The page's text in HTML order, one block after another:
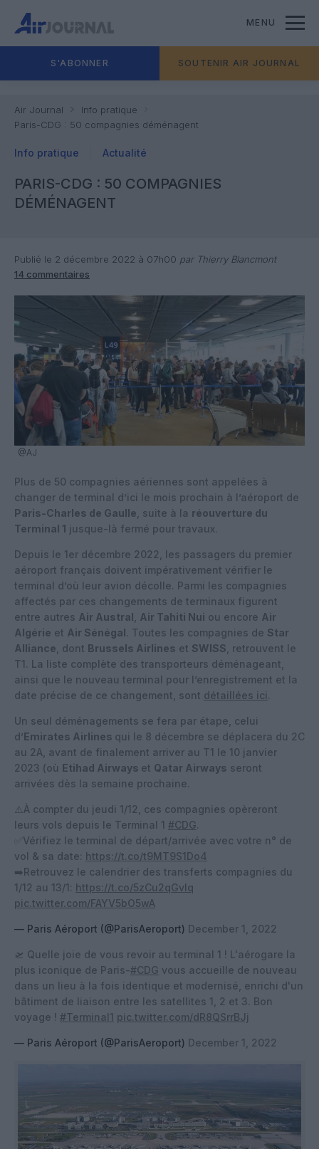
MENU
S'ABONNER SOUTENIR AIR JOURNAL
Air Journal
Info pratique
Paris-CDG : 50 compagnies déménagent
Info pratique Actualité
PARIS-CDG : 50 COMPAGNIES
DÉMÉNAGENT
Publié le 2 décembre 2022 à 07h00 par Thierry Blancmont
14 commentaires
@AJ
Plus de 50 compagnies aériennes sont appelées à
changer de terminal d’ici le mois prochain à l’aéroport de
Paris-Charles de Gaulle , suite à la réouverture du
Terminal 1 jusque-là fermé pour travaux.
Depuis le 1er décembre 2022, les passagers du premier
aéroport français doivent impérativement vérifier le
terminal d’où leur avion décolle. Parmi les compagnies
affectés par ces changements de terminaux figurent
entre autres Air Austral Air Tahiti Nui ou encore Air
Algérie et Air Sénégal. Toutes les compagnies de Star
Alliance , dont Brussels Airlines et SWISS , retrouvent le
T1. La liste complète des transporteurs déménageant,
ainsi que le nouveau terminal pour l’enregistrement et la
date précise de ce changement, sont détaillées ici.
Un seul déménagements se fera par étape, celui
d’Emirates Airlines qui le 8 décembre se déplacera du 2C
au 2A, avant de finalement arriver au T1 le 10 janvier
2023 (où Etihad Airways et Qatar Airways seront
arrivées dès la semaine prochaine.
⚠️À compter du jeudi 1/12, ces compagnies opèreront
leurs vols depuis le Terminal 1 #CDG.
✅Vérifiez le terminal de départ/arrivée avec votre n° de
vol & sa date: https://t.co/t9MT9S1Do4
➡️Retrouvez le calendrier des transferts compagnies du
1/12 au 13/1: https://t.co/5zCu2qGvIq
pic.twitter.com/FAYV5bO5wA
— Paris Aéroport (@ParisAeroport) December 1, 2022
🛫 Quelle joie de vous revoir au terminal 1 ! L'aérogare la
plus iconique de Paris-#CDG vous accueille de nouveau
dans un lieu à la fois identique et modernisé, enrichi d'un
bâtiment de liaison entre les satellites 1, 2 et 3. Bon
voyage ! #Terminal1 pic.twitter.com/dR8QSrrBJj
— Paris Aéroport (@ParisAeroport) December 1, 2022